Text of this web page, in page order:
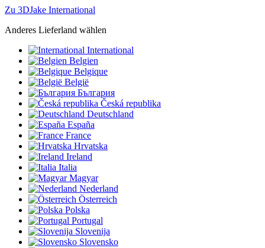
Zu 3DJake International
Anderes Lieferland wählen
International
Belgien
Belgique
België
България
Česká republika
Deutschland
España
France
Hrvatska
Ireland
Italia
Magyar
Nederland
Österreich
Polska
Portugal
Slovenija
Slovensko